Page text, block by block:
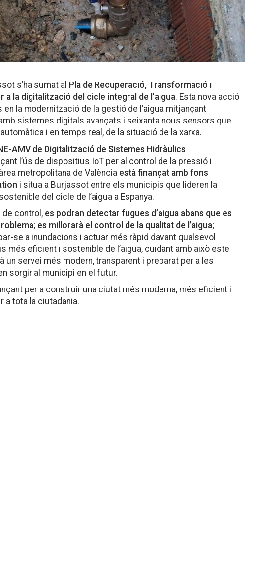
s’ha sumat al Pla de Recuperació, Transformació i
a la digitalització del cicle integral de l’aigua. Esta nova acció
la modernització de la gestió de l’aigua mitjançant
sistemes digitals avançats i seixanta nous sensors que
i en temps real, de la situació de la xarxa.
AMV de Digitalització de Sistemes Hidràulics
l’ús de dispositius IoT per al control de la pressió i
metropolitana de València està finançat amb fons
i situa a Burjassot entre els municipis que lideren la
del cicle de l’aigua a Espanya.
control, es podran detectar fugues d’aigua abans que es
; es millorarà el control de la qualitat de l’aigua;
se a inundacions i actuar més ràpid davant qualsevol
més eficient i sostenible de l’aigua, cuidant amb això este
un servei més modern, transparent i preparat per a les
sorgir al municipi en el futur.
per a construir una ciutat més moderna, més eficient i
a tota la ciutadania.